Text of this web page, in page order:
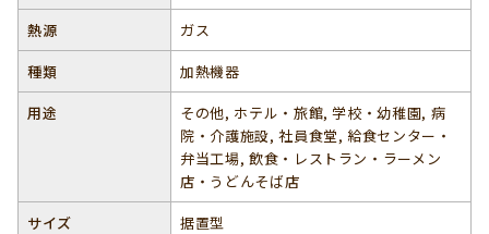
熱源
ガス
種類
加熱機器
用途
その他, ホテル・旅館, 学校・幼稚園, 病
院・介護施設, 社員食堂, 給食センター・
弁当工場, 飲食・レストラン・ラーメン
店・うどんそば店
サイズ
据置型